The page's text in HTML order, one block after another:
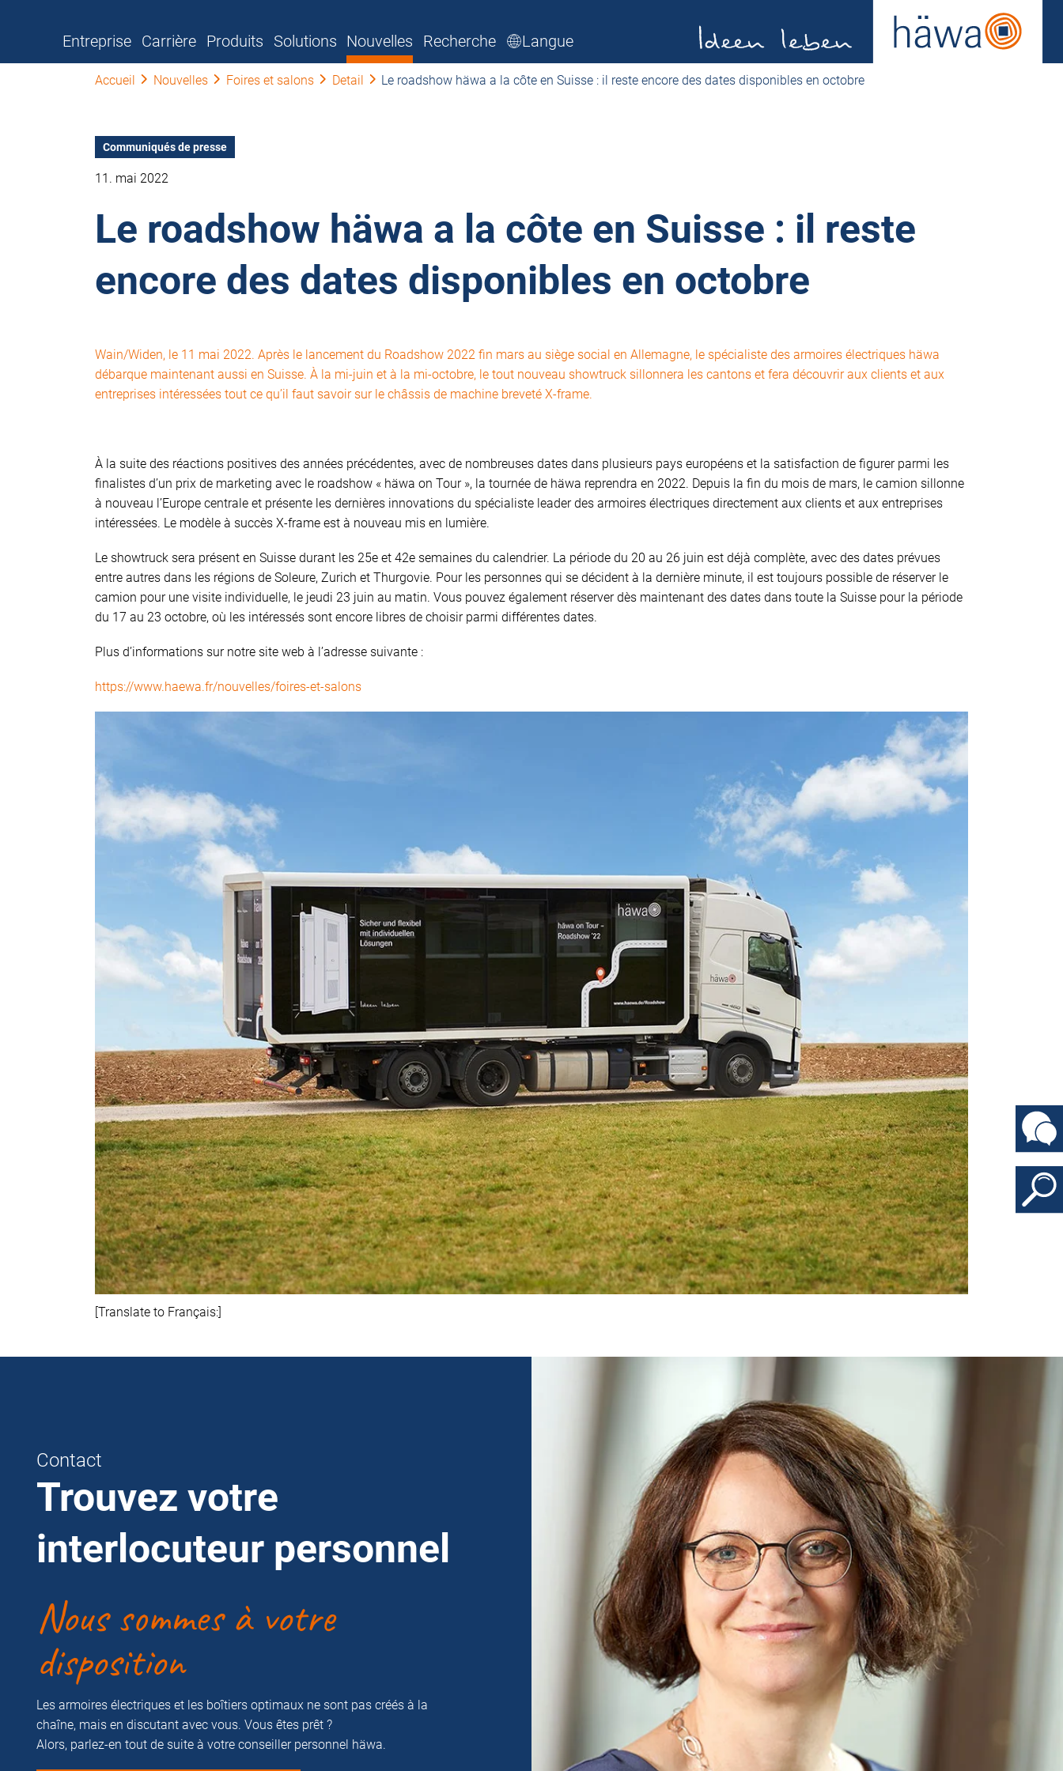
Entreprise Carrière Produits Solutions Nouvelles Recherche Langue
Accueil Nouvelles Foires et salons Detail Le roadshow häwa a la côte en Suisse : il reste encore des dates disponibles en octobre
Communiqués de presse
11. mai 2022
Le roadshow häwa a la côte en Suisse : il reste
encore des dates disponibles en octobre
Wain/Widen, le 11 mai 2022. Après le lancement du Roadshow 2022 fin mars au siège social en Allemagne, le spécialiste des armoires électriques häwa
débarque maintenant aussi en Suisse. À la mi-juin et à la mi-octobre, le tout nouveau showtruck sillonnera les cantons et fera découvrir aux clients et aux
entreprises intéressées tout ce qu’il faut savoir sur le châssis de machine breveté X-frame.
À la suite des réactions positives des années précédentes, avec de nombreuses dates dans plusieurs pays européens et la satisfaction de figurer parmi les
finalistes d’un prix de marketing avec le roadshow « häwa on Tour », la tournée de häwa reprendra en 2022. Depuis la fin du mois de mars, le camion sillonne
à nouveau l’Europe centrale et présente les dernières innovations du spécialiste leader des armoires électriques directement aux clients et aux entreprises
intéressées. Le modèle à succès X-frame est à nouveau mis en lumière.
Le showtruck sera présent en Suisse durant les 25e et 42e semaines du calendrier. La période du 20 au 26 juin est déjà complète, avec des dates prévues
entre autres dans les régions de Soleure, Zurich et Thurgovie. Pour les personnes qui se décident à la dernière minute, il est toujours possible de réserver le
camion pour une visite individuelle, le jeudi 23 juin au matin. Vous pouvez également réserver dès maintenant des dates dans toute la Suisse pour la période
du 17 au 23 octobre, où les intéressés sont encore libres de choisir parmi différentes dates.
Plus d’informations sur notre site web à l’adresse suivante :
https://www.haewa.fr/nouvelles/foires-et-salons
[Translate to Français:]
Contact
Trouvez votre
interlocuteur personnel
Nous sommes à votre
disposition
Les armoires électriques et les boîtiers optimaux ne sont pas créés à la
chaîne, mais en discutant avec vous. Vous êtes prêt ?
Alors, parlez-en tout de suite à votre conseiller personnel häwa.